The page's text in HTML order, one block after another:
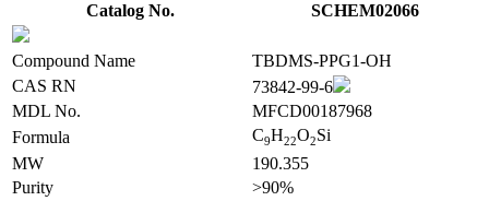
Catalog No. SCHEM02066
Compound Name
TBDMS-PPG1-OH
CAS RN
73842-99-6
MDL No.
MFCD00187968
Formula
C9H22O2Si
MW
190.355
Purity
>90%